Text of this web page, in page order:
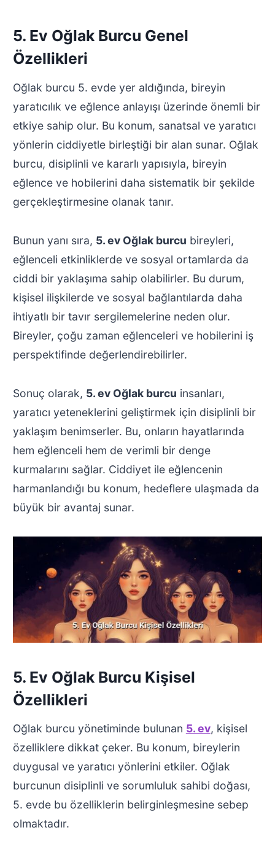
5. Ev Oğlak Burcu Genel
Özellikleri
Oğlak burcu 5. evde yer aldığında, bireyin
yaratıcılık ve eğlence anlayışı üzerinde önemli bir
etkiye sahip olur. Bu konum, sanatsal ve yaratıcı
yönlerin ciddiyetle birleştiği bir alan sunar. Oğlak
burcu, disiplinli ve kararlı yapısıyla, bireyin
eğlence ve hobilerini daha sistematik bir şekilde
gerçekleştirmesine olanak tanır.
Bunun yanı sıra, 5. ev Oğlak burcu bireyleri,
eğlenceli etkinliklerde ve sosyal ortamlarda da
ciddi bir yaklaşıma sahip olabilirler. Bu durum,
kişisel ilişkilerde ve sosyal bağlantılarda daha
ihtiyatlı bir tavır sergilemelerine neden olur.
Bireyler, çoğu zaman eğlenceleri ve hobilerini iş
perspektifinde değerlendirebilirler.
Sonuç olarak, 5. ev Oğlak burcu insanları,
yaratıcı yeteneklerini geliştirmek için disiplinli bir
yaklaşım benimserler. Bu, onların hayatlarında
hem eğlenceli hem de verimli bir denge
kurmalarını sağlar. Ciddiyet ile eğlencenin
harmanlandığı bu konum, hedeflere ulaşmada da
büyük bir avantaj sunar.
5. Ev Oğlak Burcu Kişisel
Özellikleri
Oğlak burcu yönetiminde bulunan 5. ev, kişisel
özelliklere dikkat çeker. Bu konum, bireylerin
duygusal ve yaratıcı yönlerini etkiler. Oğlak
burcunun disiplinli ve sorumluluk sahibi doğası,
5. evde bu özelliklerin belirginleşmesine sebep
olmaktadır.